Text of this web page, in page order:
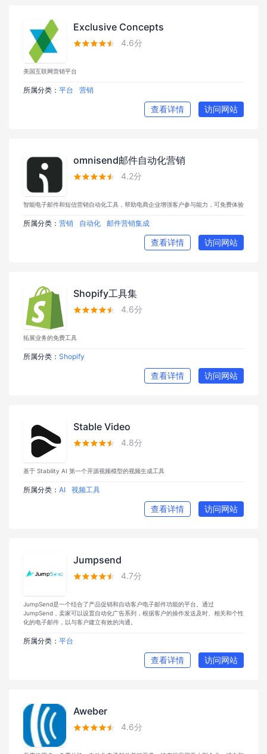
Exclusive Concepts
 4.6分
美国互联网营销平台
所属分类： 平台 营销
查看详情 访问网站
omnisend邮件自动化营销
 4.2分
智能电子邮件和短信营销自动化工具，帮助电商企业增强客户参与能力，可免费体验
所属分类： 营销 自动化 邮件营销集成
查看详情 访问网站
Shopify工具集
 4.6分
拓展业务的免费工具
所属分类： Shopify
查看详情 访问网站
Stable Video
 4.8分
基于 Stability AI 第一个开源视频模型的视频生成工具
所属分类： AI 视频工具
查看详情 访问网站
Jumpsend
 4.7分
JumpSend是一个结合了产品促销和自动客户电子邮件功能的平台。通过
JumpSend，卖家可以设置自动化广告系列，根据客户的操作发送及时、相关和个性
化的电子邮件，以与客户建立有效的沟通。
所属分类： 平台
查看详情 访问网站
Aweber
 4.6分